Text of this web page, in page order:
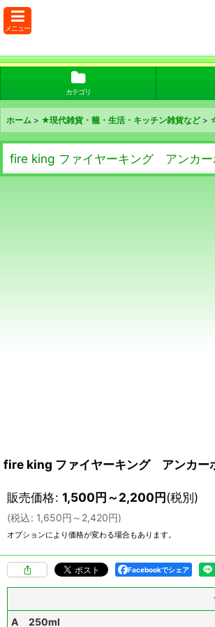
メニュー
カテゴリ
ホーム > ★現代雑貨・籠・生活・キッチン雑貨など >
fire king ファイヤーキング アンカ
fire king ファイヤーキング アンカ
販売価格: 1,500円～2,200円(税別)
(税込: 1,650円 ～2,420円)
オプションにより価格が変わる場合もあります。
Facebookでシェア
A 250ml